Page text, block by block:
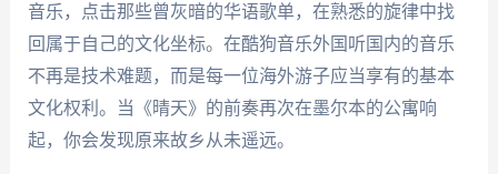
音乐，点击那些曾灰暗的华语歌单，在熟悉的旋律中找
回属于自己的文化坐标。在酷狗音乐外国听国内的音乐
不再是技术难题，而是每一位海外游子应当享有的基本
文化权利。当《晴天》的前奏再次在墨尔本的公寓响
起，你会发现原来故乡从未遥远。